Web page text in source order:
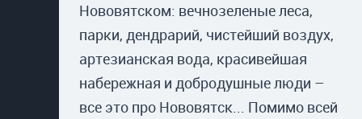
Нововятском: вечнозеленые леса,
парки, дендрарий, чистейший воздух,
артезианская вода, красивейшая
набережная и добродушные люди –
все это про Нововятск... Помимо всей